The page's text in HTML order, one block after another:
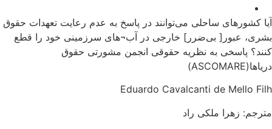
آیا کشورهای ساحلی می‌توانند در پاسخ به عدم رعایت تعهدات حقوق
بشری، عبور[ بی‌ضرر] خارجی در آب¬های سرزمینی خود را قطع
کنند؟ پاسخی به نظریه حقوقی انجمن مشورتی حقوق
دریاها(ASCOMARE)
Eduardo Cavalcanti de Mello Filh
مترجم: زهرا ملکی راد